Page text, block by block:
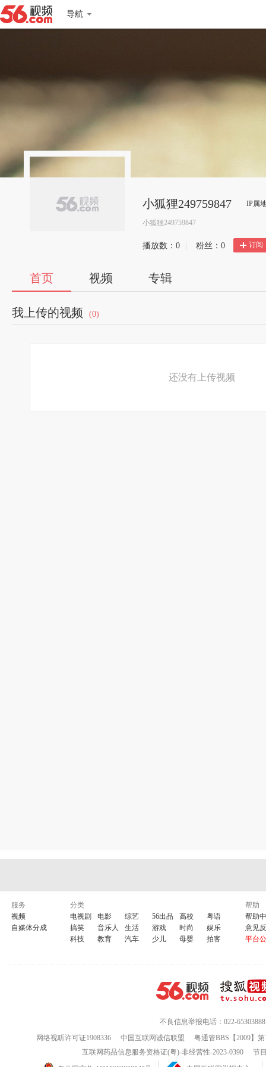
导航
小狐狸249759847 IP属
小狐狸249759847
播放数： 0 粉丝： 0 订阅
首页 视频 专辑
我上传的视频 (0)
还没有上传视频
服务
视频
自媒体分成
分类
电视剧
电影 综艺 56出品 高校
粤语
搞笑
音乐人 生活 游戏 时尚
娱乐
科技
教育 汽车 少儿 母婴 拍客
帮助
帮助
意见
平台
不良信息举报电话：022-65303888
网络视听许可证1908336
中国互联网诚信联盟
粤通管BBS【2009】
互联网药品信息服务资格证(粤)-非经营性-2023-0390
节